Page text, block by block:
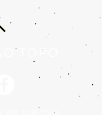
TOPO
(85) 3016.2364